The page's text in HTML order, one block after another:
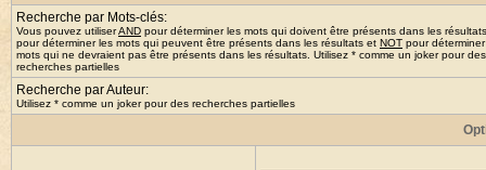
Recherche par Mots-clés:
Vous pouvez utiliserAND pour déterminer les mots qui doivent être présents dans les
pour déterminer les mots qui peuvent être présents dans les résultats et NOT pour
mots qui ne devraient pas être présents dans les résultats. Utilisez * comme un joker pour des
recherches partielles
Recherche par Auteur:
Utilisez * comme un joker pour des recherches partielles